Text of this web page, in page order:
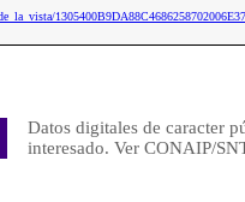
Datos digitales de caracter
interesado. Ver CONAIP/